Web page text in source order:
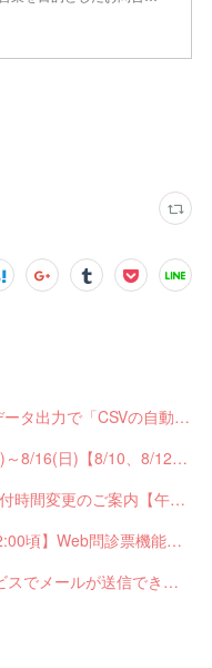
【機能UP】サブスクペンギンの請求データ出力で「CSVの自動分割出力」と「出力ステータスの確認」ができるようになりました！
夏季休業のご案内：8/11(火)、8/13(木)～8/16(日)【8/10、8/12は通常営業】
【7/30(木)午前】お問合せ窓口 臨時受付時間変更のご案内【午前の受付9：30～10:59】
※終了しました※【7/21(火) 22:00～翌2:00頃】Web問診票機能がご利用できません【ペンギンカルテ大型メンテナンス】
【復旧報】WiLLDoが提供する全サービスでメールが送信できない不具合が発生していました